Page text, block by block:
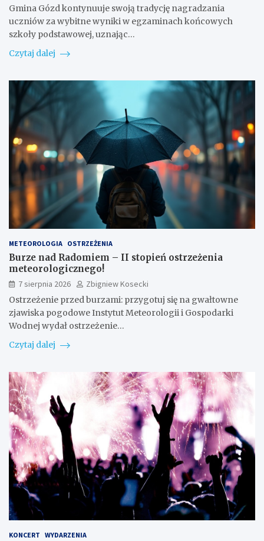
Gmina Gózd kontynuuje swoją tradycję nagradzania
uczniów za wybitne wyniki w egzaminach końcowych
szkoły podstawowej, uznając…
Czytaj dalej
METEOROLOGIA OSTRZEŻENIA
Burze nad Radomiem – II stopień ostrzeżenia
meteorologicznego!
7 sierpnia 2026
Zbigniew Kosecki
Ostrzeżenie przed burzami: przygotuj się na gwałtowne
zjawiska pogodowe Instytut Meteorologii i Gospodarki
Wodnej wydał ostrzeżenie…
Czytaj dalej
KONCERT WYDARZENIA